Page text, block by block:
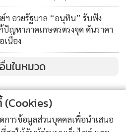
ฯ อวยรัฐบาล “อนุทิน” รับฟัง
ญหาภาคเกษตรตรงจุด ดันราคา
เนื่อง
นในหมวด
(Cookies)
การข้อมูลส่วนบุคคลเพื่อนำเสนอ